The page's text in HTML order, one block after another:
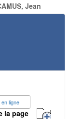
Jean
ligne
la page